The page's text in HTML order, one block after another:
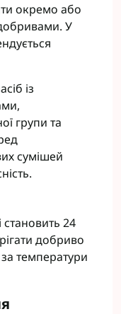
окремо або
У
із
групи та
сумішей
становить 24
добриво
температури